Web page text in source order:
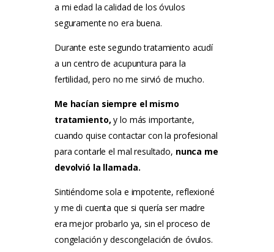
a mi edad la calidad de los óvulos
seguramente no era buena.
Durante este segundo tratamiento acudí
a un centro de acupuntura para la
fertilidad, pero no me sirvió de mucho.
Me hacían siempre el mismo
tratamiento, y lo más importante,
cuando quise contactar con la profesional
para contarle el mal resultado, nunca me
devolvió la llamada.
Sintiéndome sola e impotente, reflexioné
y me di cuenta que si quería ser madre
era mejor probarlo ya, sin el proceso de
congelación y descongelación de óvulos.